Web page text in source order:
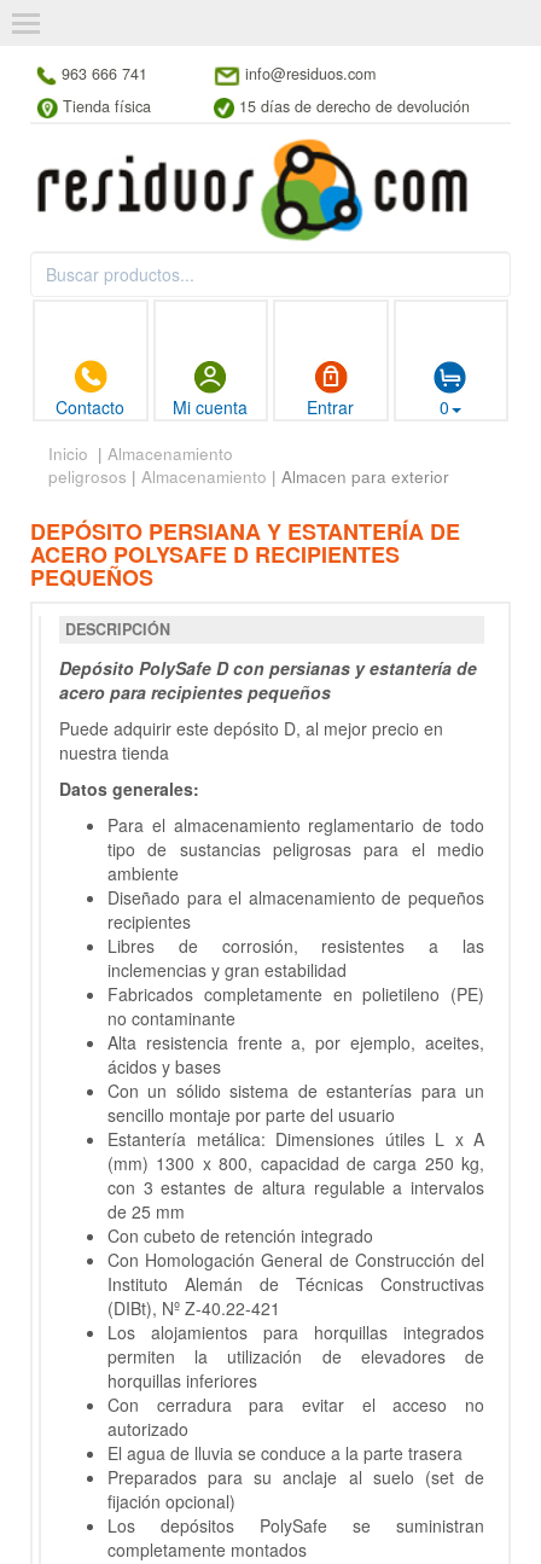
963 666 741
info@residuos.com
Tienda física
15 días de derecho de devolución
Contacto Mi cuenta Entrar 0
Inicio | Almacenamiento
peligrosos | Almacenamiento | Almacen para exterior
DEPÓSITO PERSIANA Y ESTANTERÍA DE
ACERO POLYSAFE D RECIPIENTES
PEQUEÑOS
DESCRIPCIÓN
Depósito PolySafe D con persianas y estantería de
acero para recipientes pequeños
Puede adquirir este depósito D, al mejor precio en
nuestra tienda
Datos generales:
Para el almacenamiento reglamentario de todo
tipo de sustancias peligrosas para el medio
ambiente
Diseñado para el almacenamiento de pequeños
recipientes
Libres de corrosión, resistentes a las
inclemencias y gran estabilidad
Fabricados completamente en polietileno (PE)
no contaminante
Alta resistencia frente a, por ejemplo, aceites,
ácidos y bases
Con un sólido sistema de estanterías para un
sencillo montaje por parte del usuario
Estantería metálica: Dimensiones útiles L x A
(mm) 1300 x 800, capacidad de carga 250 kg,
con 3 estantes de altura regulable a intervalos
de 25 mm
Con cubeto de retención integrado
Con Homologación General de Construcción del
Instituto Alemán de Técnicas Constructivas
(DIBt), Nº Z-40.22-421
Los alojamientos para horquillas integrados
permiten la utilización de elevadores de
horquillas inferiores
Con cerradura para evitar el acceso no
autorizado
El agua de lluvia se conduce a la parte trasera
Preparados para su anclaje al suelo (set de
fijación opcional)
Los depósitos PolySafe se suministran
completamente montados